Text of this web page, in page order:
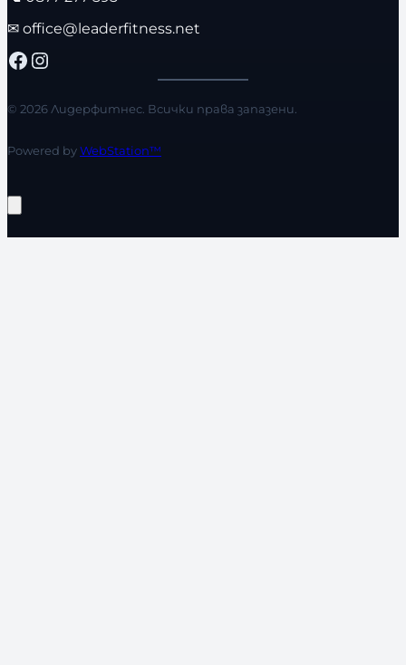
✉ office@leaderfitness.net
Facebook Instagram
© 2026 Лидерфитнес. Всички права запазени.
Powered byWebStation™